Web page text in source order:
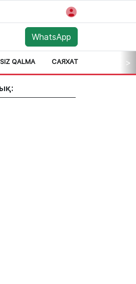
WhatsApp
QALMA САЯХАТ >